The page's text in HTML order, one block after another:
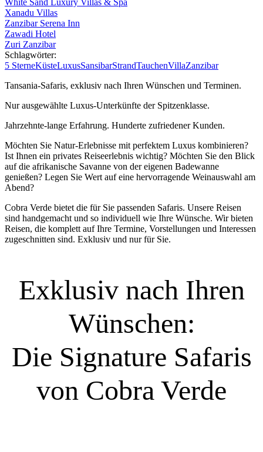
White Sand Luxury Villas & Spa
Xanadu Villas
Zanzibar Serena Inn
Zawadi Hotel
Zuri Zanzibar
Schlagwörter:
5 SterneKüsteLuxusSansibarStrandTauchenVillaZanzibar
Tansania-Safaris, exklusiv nach Ihren Wünschen und Terminen.
Nur ausgewählte Luxus-Unterkünfte der Spitzenklasse.
Jahrzehnte-lange Erfahrung. Hunderte zufriedener Kunden.
Möchten Sie Natur-Erlebnisse mit perfektem Luxus kombinieren?
Ist Ihnen ein privates Reiseerlebnis wichtig? Möchten Sie den Blick
auf die afrikanische Savanne von der eigenen Badewanne
genießen? Legen Sie Wert auf eine hervorragende Weinauswahl am
Abend?
Cobra Verde bietet die für Sie passenden Safaris. Unsere Reisen
sind handgemacht und so individuell wie Ihre Wünsche. Wir bieten
Reisen, die komplett auf Ihre Termine, Vorstellungen und Interessen
zugeschnitten sind. Exklusiv und nur für Sie.
Exklusiv nach Ihren
Wünschen:
Die Signature Safaris
von Cobra Verde